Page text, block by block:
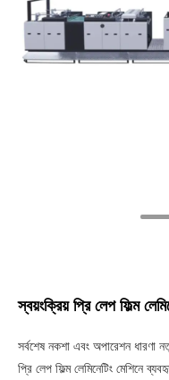
স্বয়ংক্রিয় প্রি লেপ ফিল্ম
সর্বশেষ নকশা এবং অপারেশন ধারণা
প্রি লেপ ফিল্ম লেমিনেটিং মেশিনে